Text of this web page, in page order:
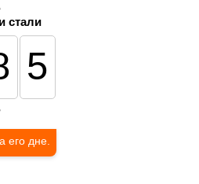
стали
его дне.